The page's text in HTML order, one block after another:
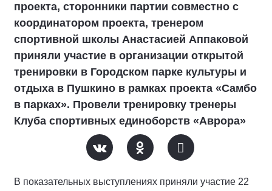
проекта, сторонники партии совместно с
координатором проекта, тренером
спортивной школы Анастасией Аппаковой
приняли участие в организации открытой
тренировки в Городском парке культуры и
отдыха в Пушкино в рамках проекта «Самбо
в парках». Провели тренировку тренеры
Клуба спортивных единоборств «Аврора»
В показательных выступлениях приняли участие 22